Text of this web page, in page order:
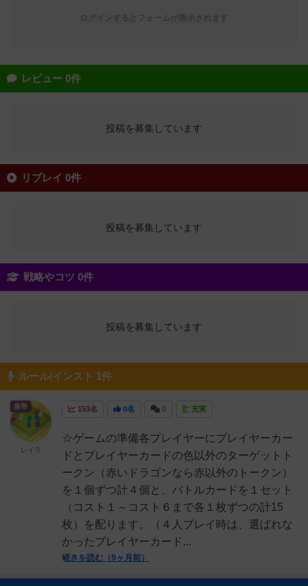
レビュー 0件
投稿を募集しています
リプレイ 0件
投稿を募集しています
戦略やコツ 0件
投稿を募集しています
ルール/インスト 1件
153名 0名 0 充実
☆ゲームの準備各プレイヤーにプレイヤーカー
ドとプレイヤーカードの色以外のターゲットト
ークン（赤いドラゴンなら赤以外のトークン）
を１個ずつ計４個と、バトルカードを１セット
（コスト１～コスト６まで各１枚ずつの計15
枚）を配ります。（４人プレイ時は、選ばれな
かったプレイヤーカード...
続きを読む（9ヶ月前）
皇帝
レイラ